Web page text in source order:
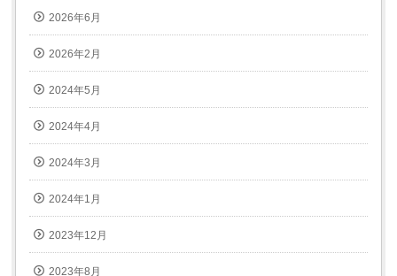
2026年6月
2026年2月
2024年5月
2024年4月
2024年3月
2024年1月
2023年12月
2023年8月